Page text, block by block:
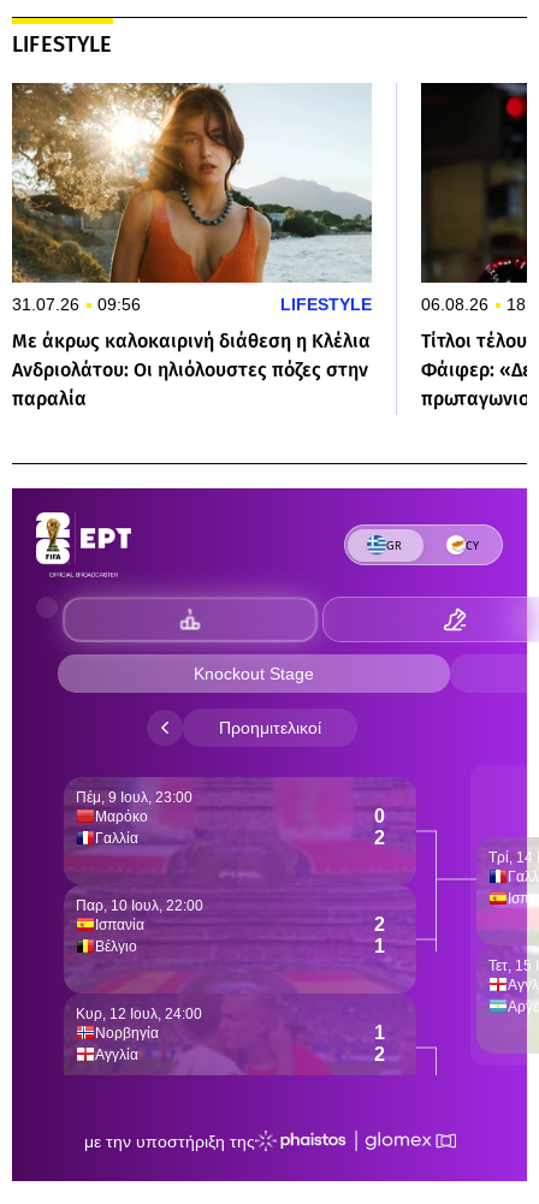
LIFESTYLE
31.07.26 09:56 LIFESTYLE
Με άκρως καλοκαιρινή διάθεση η Κλέλια
Ανδριολάτου: Οι ηλιόλουστες πόζες στην
παραλία
06.08.26
Τίτλοι
Φάιφερ: